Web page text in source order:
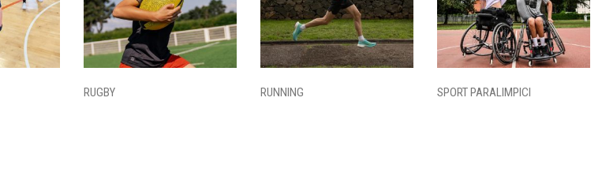
RUGBY RUNNING SPORT PARALIMPICI